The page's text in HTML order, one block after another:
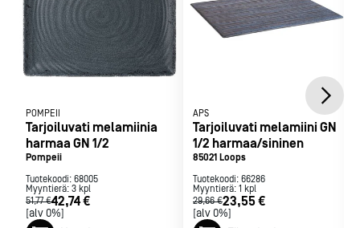
POMPEII
Tarjoiluvati melamiinia
harmaa GN 1/2
Pompeii
Tuotekoodi: 68005
Myyntierä: 3 kpl
51,77 €42,74 €
[alv 0%]
APS
Tarjoiluvati melamiini GN
1/2 harmaa/sininen
85021 Loops
Tuotekoodi: 66286
Myyntierä: 1 kpl
29,66 €23,55 €
[alv 0%]